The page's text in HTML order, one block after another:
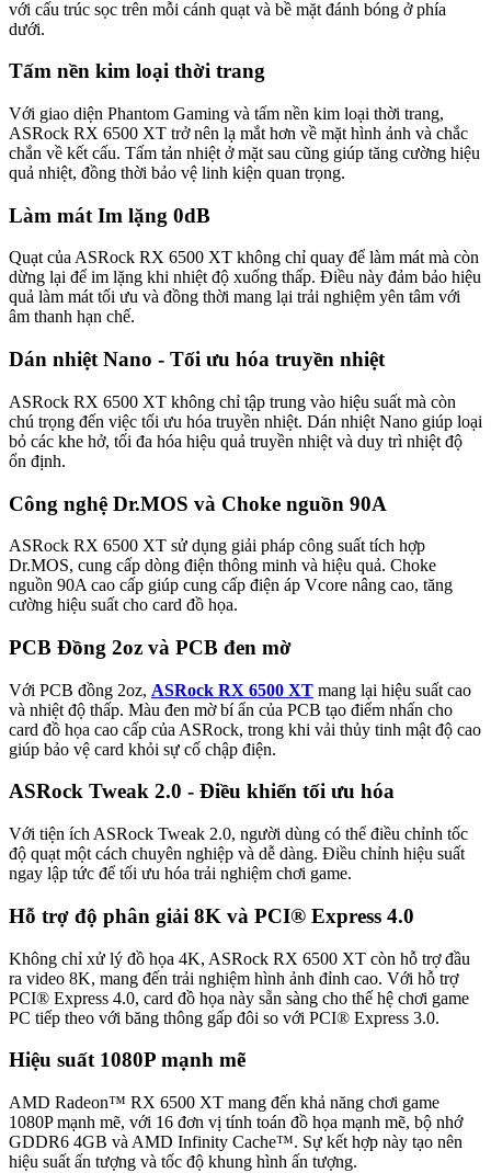
với cấu trúc sọc trên mỗi cánh quạt và bề mặt đánh bóng ở phía
dưới.
Tấm nền kim loại thời trang
Với giao diện Phantom Gaming và tấm nền kim loại thời trang,
ASRock RX 6500 XT trở nên lạ mắt hơn về mặt hình ảnh và chắc
chắn về kết cấu. Tấm tản nhiệt ở mặt sau cũng giúp tăng cường hiệu
quả nhiệt, đồng thời bảo vệ linh kiện quan trọng.
Làm mát Im lặng 0dB
Quạt của ASRock RX 6500 XT không chỉ quay để làm mát mà còn
dừng lại để im lặng khi nhiệt độ xuống thấp. Điều này đảm bảo hiệu
quả làm mát tối ưu và đồng thời mang lại trải nghiệm yên tâm với
âm thanh hạn chế.
Dán nhiệt Nano - Tối ưu hóa truyền nhiệt
ASRock RX 6500 XT không chỉ tập trung vào hiệu suất mà còn
chú trọng đến việc tối ưu hóa truyền nhiệt. Dán nhiệt Nano giúp loại
bỏ các khe hở, tối đa hóa hiệu quả truyền nhiệt và duy trì nhiệt độ
ổn định.
Công nghệ Dr.MOS và Choke nguồn 90A
ASRock RX 6500 XT sử dụng giải pháp công suất tích hợp
Dr.MOS, cung cấp dòng điện thông minh và hiệu quả. Choke
nguồn 90A cao cấp giúp cung cấp điện áp Vcore nâng cao, tăng
cường hiệu suất cho card đồ họa.
PCB Đồng 2oz và PCB đen mờ
Với PCB đồng 2oz, ASRock RX 6500 XT mang lại hiệu suất cao
và nhiệt độ thấp. Màu đen mờ bí ẩn của PCB tạo điểm nhấn cho
card đồ họa cao cấp của ASRock, trong khi vải thủy tinh mật độ cao
giúp bảo vệ card khỏi sự cố chập điện.
ASRock Tweak 2.0 - Điều khiển tối ưu hóa
Với tiện ích ASRock Tweak 2.0, người dùng có thể điều chỉnh tốc
độ quạt một cách chuyên nghiệp và dễ dàng. Điều chỉnh hiệu suất
ngay lập tức để tối ưu hóa trải nghiệm chơi game.
Hỗ trợ độ phân giải 8K và PCI® Express 4.0
Không chỉ xử lý đồ họa 4K, ASRock RX 6500 XT còn hỗ trợ đầu
ra video 8K, mang đến trải nghiệm hình ảnh đỉnh cao. Với hỗ trợ
PCI® Express 4.0, card đồ họa này sẵn sàng cho thế hệ chơi game
PC tiếp theo với băng thông gấp đôi so với PCI® Express 3.0.
Hiệu suất 1080P mạnh mẽ
AMD Radeon™ RX 6500 XT mang đến khả năng chơi game
1080P mạnh mẽ, với 16 đơn vị tính toán đồ họa mạnh mẽ, bộ nhớ
GDDR6 4GB và AMD Infinity Cache™. Sự kết hợp này tạo nên
hiệu suất ấn tượng và tốc độ khung hình ấn tượng.